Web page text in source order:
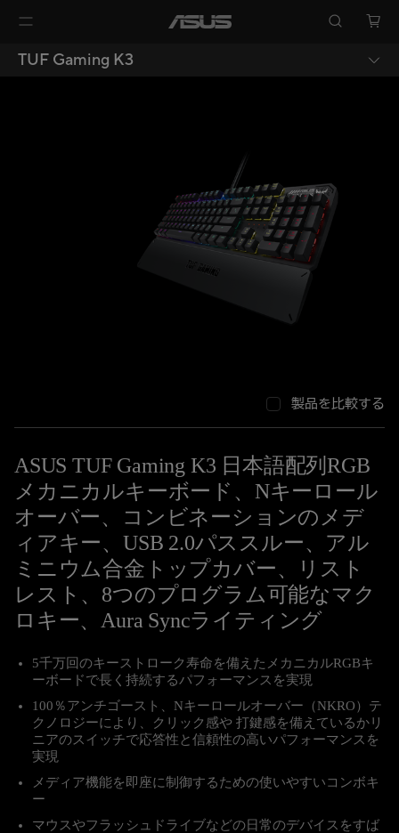
TUF Gaming K3
ASUS TUF Gaming K3 日本語配列RGB
メカニカルキーボード、Nキーロール
オーバー、コンビネーションのメデ
ィアキー、USB 2.0パススルー、アル
ミニウム合金トップカバー、リスト
レスト、8つのプログラム可能なマク
ロキー、Aura Syncライティング
5千万回のキーストローク寿命を備えたメカニカルRGBキ
ーボードで長く持続するパフォーマンスを実現
100％アンチゴースト、Nキーロールオーバー（NKRO）テ
クノロジーにより、クリック感や 打鍵感を備えているかリ
ニアのスイッチで応答性と信頼性の高いパフォーマンスを
実現
メディア機能を即座に制御するための使いやすいコンボキ
ー
マウスやフラッシュドライブなどの日常のデバイスをすば
製品を比較する